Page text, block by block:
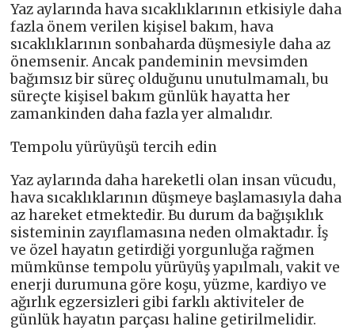
Yaz aylarında hava sıcaklıklarının etkisiyle daha
fazla önem verilen kişisel bakım, hava
sıcaklıklarının sonbaharda düşmesiyle daha az
önemsenir. Ancak pandeminin mevsimden
bağımsız bir süreç olduğunu unutulmamalı, bu
süreçte kişisel bakım günlük hayatta her
zamankinden daha fazla yer almalıdır.
Tempolu yürüyüşü tercih edin
Yaz aylarında daha hareketli olan insan vücudu,
hava sıcaklıklarının düşmeye başlamasıyla daha
az hareket etmektedir. Bu durum da bağışıklık
sisteminin zayıflamasına neden olmaktadır. İş
ve özel hayatın getirdiği yorgunluğa rağmen
mümkünse tempolu yürüyüş yapılmalı, vakit ve
enerji durumuna göre koşu, yüzme, kardiyo ve
ağırlık egzersizleri gibi farklı aktiviteler de
günlük hayatın parçası haline getirilmelidir.